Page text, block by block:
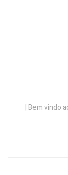
| Bem vindo